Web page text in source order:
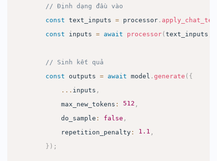
// Định dạng đầu vào
const text_inputs = processor.
const inputs = await processor( text_inputs
// Sinh kết quả
const outputs = await model . generate ( {
... inputs ,
            max_new_tokens
: 512 ,
            do_sample
: false ,
            repetition_penalty
: 1.1 ,
} ) ;